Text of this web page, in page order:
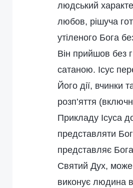
людський
любов, рішуча
утіленого Бога
Він прийшов без
сатаною. Ісус
Його дії, вчинки
розп’яття
Прикладу Ісуса
представляти
представляє
Святий Дух,
виконує людина